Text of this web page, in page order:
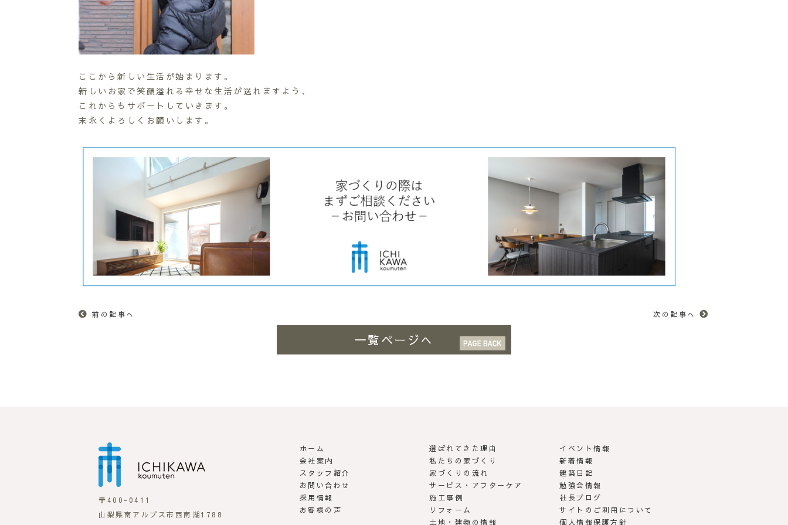
ここから新しい生活が始まります。
新しいお家で笑顔溢れる幸せな生活が送れますよう、
これからもサポートしていきます。
末永くよろしくお願いします。
前の記事へ 次の記事へ
一覧ページへ
市川工務店 | らしさがある家づくり
〒400-0411
山梨県南アルプス市西南湖1788
ホーム
会社案内
スタッフ紹介
お問い合わせ
採用情報
お客様の声
選ばれてきた理由
私たちの家づくり
家づくりの流れ
サービス・アフターケア
施工事例
リフォーム
土地・建物の情報
イベント情報
新着情報
建築日記
勉強会情報
社長ブログ
サイトのご利用について
個人情報保護方針